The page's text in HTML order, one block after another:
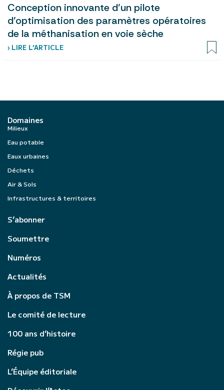
Conception innovante d’un pilote
d’optimisation des paramètres opératoires
de la méthanisation en voie sèche
› LIRE L’ARTICLE
Domaines
Milieux
Eau potable
Eaux urbaines
Déchets
Air & Sols
Infrastructures & territoires
S’abonner
Soumettre
Numéros
Actualités
À propos de TSM
Le comité de lecture
100 ans d’histoire
Régie pub
L’Équipe éditoriale